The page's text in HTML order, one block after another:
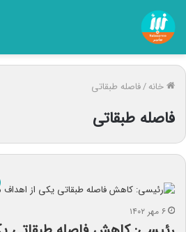
خانه/فاصله طبقاتی
فاصله طبقاتی
۶ مهر ۱۴۰۲